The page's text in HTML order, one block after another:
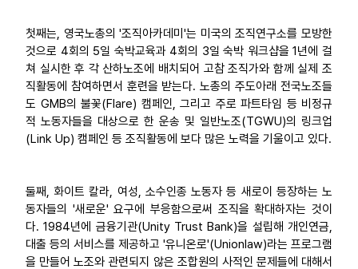
첫째는, 영국노총의 '조직아카데미'는 미국의 조직연구소를 모방한
것으로 4회의 5일 숙박교육과 4회의 3일 숙박 워크샵을 1년에 걸
쳐 실시한 후 각 산하노조에 배치되어 고참 조직가와 함께 실제 조
직활동에 참여하면서 훈련을 받는다. 노총의 주도아래 전국노조들
도 GMB의 불꽃(Flare) 캠페인, 그리고 주로 파트타임 등 비정규
적 노동자들을 대상으로 한 운송 및 일반노조(TGWU)의 링크업
(Link Up) 캠페인 등 조직활동에 보다 많은 노력을 기울이고 있다.
둘째, 화이트 칼라, 여성, 소수인종 노동자 등 새로이 등장하는 노
동자들의 '새로운' 요구에 부응함으로써 조직을 확대하자는 것이
다. 1984년에 금융기관(Unity Trust Bank)을 설립해 개인연금,
대출 등의 서비스를 제공하고 '유니온로'(Unionlaw)라는 프로그램
을 만들어 노조와 관련되지 않은 조합원의 사적인 문제들에 대해서